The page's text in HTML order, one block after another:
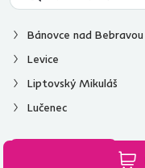
Bánovce nad Bebravou
Levice
Liptovský Mikuláš
Lučenec